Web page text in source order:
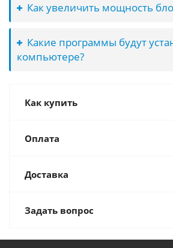
Как увеличить мощность
Какие программы будут
компьютере?
Как купить
Оплата
Доставка
Задать вопрос